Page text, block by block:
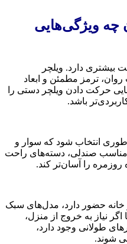
چه ویژگی‌هایی
بیشتری دارد. ویلچر
ترمز مطمئن و ابعاد
حرکت دادن ویلچر دستی را
باشد.
انتخاب شود که سوار و
مناسب صندلی، دسته‌های راحت
روزمره را آسان‌تر کند.
خانه حضور دارد، مدل‌های سبک
نیاز به خروج از منزل،
طولانی وجود دارد،
شوند.